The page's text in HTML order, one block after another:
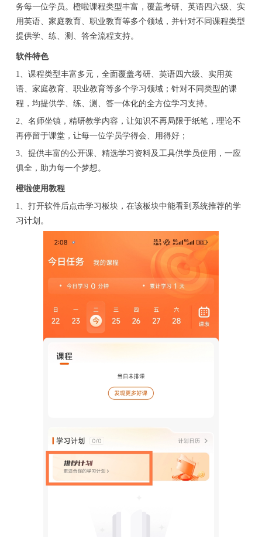
务每一位学员。橙啦课程类型丰富，覆盖考研、英语四六级、实
用英语、家庭教育、职业教育等多个领域，并针对不同课程类型
提供学、练、测、答全流程支持。
软件特色
1、课程类型丰富多元，全面覆盖考研、英语四六级、实用英
语、家庭教育、职业教育等多个学习领域；针对不同类型的课
程，均提供学、练、测、答一体化的全方位学习支持。
2、名师坐镇，精研教学内容，让知识不再局限于纸笔，理论不
再停留于课堂，让每一位学员学得会、用得好；
3、提供丰富的公开课、精选学习资料及工具供学员使用，一应
俱全，助力每一个梦想。
橙啦使用教程
1、打开软件后点击学习板块，在该板块中能看到系统推荐的学
习计划。